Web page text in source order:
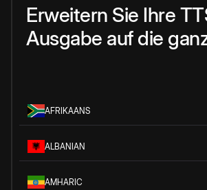
Erweitern Sie Ihre
Ausgabe auf die
AFRIKAANS
ALBANIAN
AMHARIC